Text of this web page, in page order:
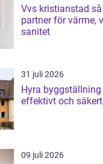
Vvs kristianstad så väljer du rätt
partner för värme,
sanitet
31 juli 2026
Hyra byggställning
effektivt och säkert
09 juli 2026